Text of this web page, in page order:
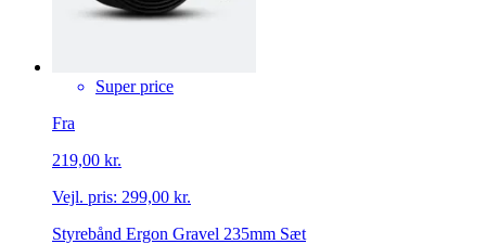
Super price
Fra
219,00 kr.
Vejl. pris: 299,00 kr.
Styrebånd Ergon Gravel 235mm Sæt